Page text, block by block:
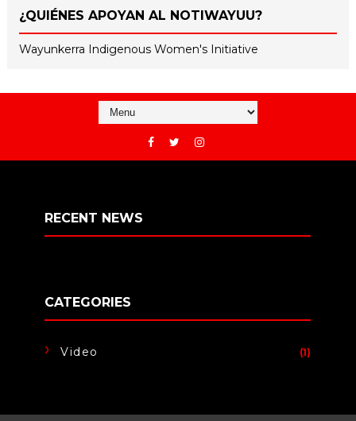
¿QUIÉNES APOYAN AL NOTIWAYUU?
Wayunkerra Indigenous Women's Initiative
RECENT NEWS
CATEGORIES
Video (1)